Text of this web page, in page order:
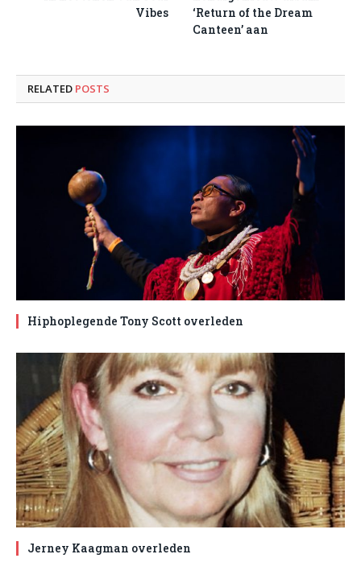
Vibes
‘Return of the Dream
Canteen’ aan
RELATED POSTS
Hiphoplegende Tony Scott overleden
Jerney Kaagman overleden